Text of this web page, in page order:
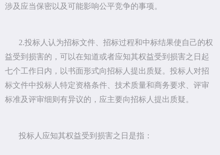
涉及应当保密以及可能影响公平竞争的事项。
2.投标人认为招标文件、招标过程和中标结果使自己的权
益受到损害的，可以在知道或者应知其权益受到损害之日起
七个工作日内，以书面形式向招标人提出质疑。投标人对招
标文件中投标人特定资格条件、技术质量和商务要求、评审
标准及评审细则有异议的，应主要向招标人提出质疑。
投标人应知其权益受到损害之日是指：